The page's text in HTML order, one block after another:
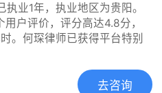
业1年，执业地区为贵阳。
户评价，评分高达4.8分，
。何琛律师已获得平台特别
去咨询